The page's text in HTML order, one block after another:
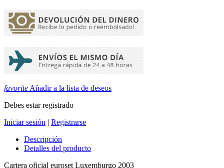
favorite Añadir a la lista de deseos
Debes estar registrado
Iniciar sesión | Registrarse
Descripción
Detalles del producto
Cartera oficial euroset Luxemburgo 2003